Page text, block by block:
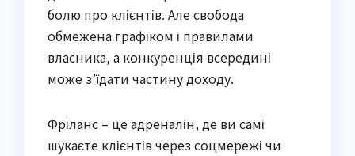
болю про клієнтів. Але свобода
обмежена графіком і правилами
власника, а конкуренція всередині
може з’їдати частину доходу.
Фріланс – це адреналін, де ви самі
шукаєте клієнтів через соцмережі чи